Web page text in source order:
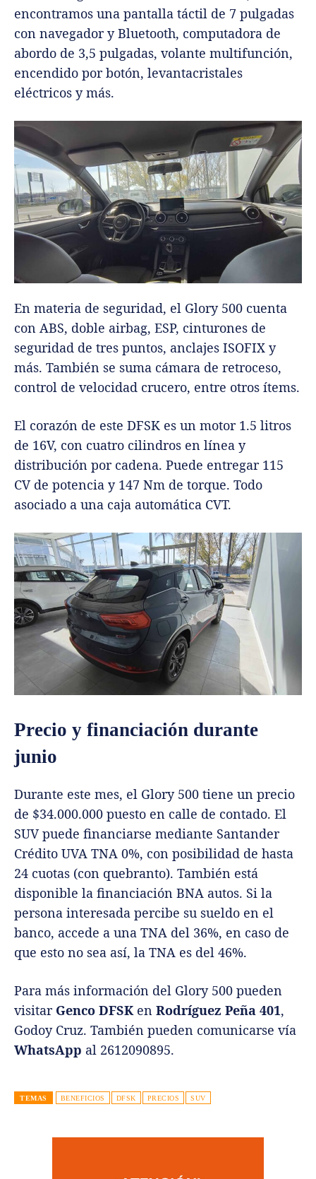
encontramos una pantalla táctil de 7 pulgadas
con navegador y Bluetooth, computadora de
abordo de 3,5 pulgadas, volante multifunción,
encendido por botón, levantacristales
eléctricos y más.
En materia de seguridad, el Glory 500 cuenta
con ABS, doble airbag, ESP, cinturones de
seguridad de tres puntos, anclajes ISOFIX y
más. También se suma cámara de retroceso,
control de velocidad crucero, entre otros ítems.
El corazón de este DFSK es un motor 1.5 litros
de 16V, con cuatro cilindros en línea y
distribución por cadena. Puede entregar 115
CV de potencia y 147 Nm de torque. Todo
asociado a una caja automática CVT.
Precio y financiación durante
junio
Durante este mes, el Glory 500 tiene un precio
de $34.000.000 puesto en calle de contado. El
SUV puede financiarse mediante Santander
Crédito UVA TNA 0%, con posibilidad de hasta
24 cuotas (con quebranto). También está
disponible la financiación BNA autos. Si la
persona interesada percibe su sueldo en el
banco, accede a una TNA del 36%, en caso de
que esto no sea así, la TNA es del 46%.
Para más información del Glory 500 pueden
visitar Genco DFSK en Rodríguez Peña 401,
Godoy Cruz. También pueden comunicarse vía
WhatsApp al 2612090895.
TEMAS BENEFICIOS DFSK PRECIOS SUV